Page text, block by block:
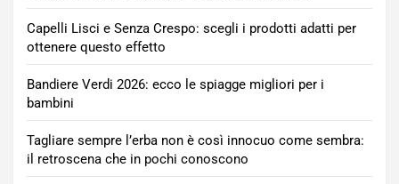
Capelli Lisci e Senza Crespo: scegli i prodotti adatti per
ottenere questo effetto
Bandiere Verdi 2026: ecco le spiagge migliori per i
bambini
Tagliare sempre l’erba non è così innocuo come sembra:
il retroscena che in pochi conoscono